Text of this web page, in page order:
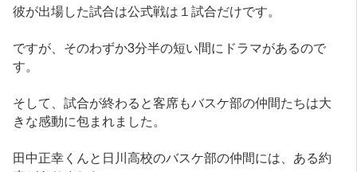
彼が出場した試合は公式戦は１試合だけです。
ですが、そのわずか3分半の短い間にドラマがあるので
す。
そして、試合が終わると客席もバスケ部の仲間たちは大
きな感動に包まれました。
田中正幸くんと日川高校のバスケ部の仲間には、ある約